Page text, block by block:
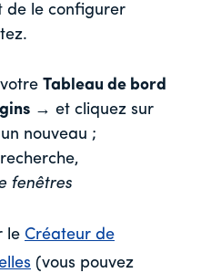
de le configurer
Tableau de bord
→ et cliquez sur
nouveau ;
fenêtres
le Créateur de
(vous pouvez